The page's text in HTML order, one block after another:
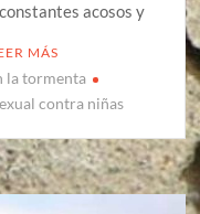
acosos y
MÁS
la tormenta
contra niñas